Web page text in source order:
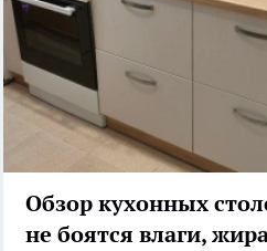
Обзор кухонных
не боятся влаги,